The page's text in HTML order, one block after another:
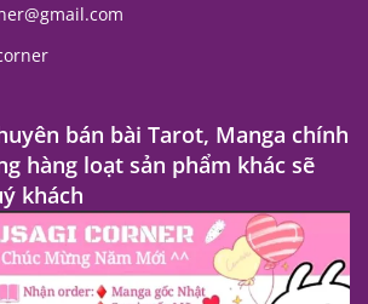
bán bài Tarot, Manga chính
hàng loạt sản phẩm khác sẽ
khách